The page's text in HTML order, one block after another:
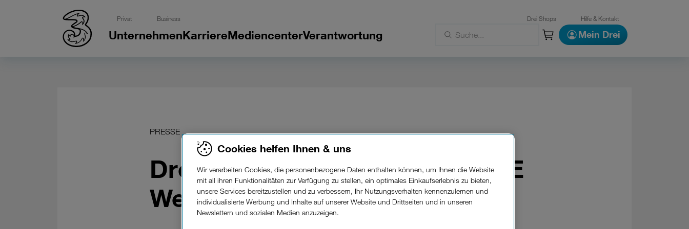
Privat Business Drei Shops Hilfe & Kontakt
UnternehmenKarriereMediencenterVerantwortung Mein Drei
PRESSE
Drei mit Österreichs erstem LTE
Wertkarten-Flattarif.
Cookies helfen Ihnen & uns
Wir verarbeiten Cookies, die personenbezogene Daten enthalten können, um Ihnen die Website
mit all ihren Funktionalitäten zur Verfügung zu stellen, ein optimales Einkaufserlebnis zu bieten,
unsere Services bereitzustellen und zu verbessern, Ihr Nutzungsverhalten kennenzulernen und
individualisierte Werbung und Inhalte auf unserer Website und Drittseiten und in unseren
Newslettern und sozialen Medien anzuzeigen.